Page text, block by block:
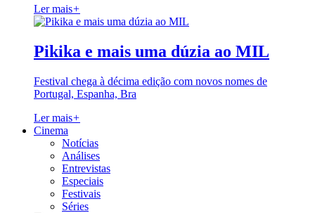
Ler mais+
Pikika e mais uma dúzia ao MIL
Festival chega à décima edição com novos nomes de
Portugal, Espanha, Bra
Ler mais+
Cinema
Notícias
Análises
Entrevistas
Especiais
Festivais
Séries